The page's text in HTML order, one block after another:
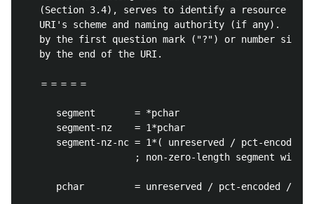
(Section 3.4), serves to identify a resource
URI's scheme and naming authority (if any).  The
by the first question mark ("?") or number sign
   by the end of the URI.
   ＝＝＝＝＝
      segment       = *pchar
      segment-nz    = 1*pchar
segment-nz-nc = 1*( unreserved / pct-encoded
; non-zero-length segment
pchar         = unreserved / pct-encoded /